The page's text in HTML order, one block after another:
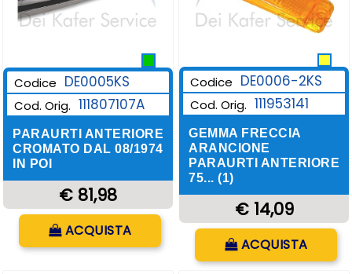
Codice DE0005KS
Cod. Orig. 111807107A
PARAURTI ANTERIORE
CROMATO DAL 08/1974
IN POI
€ 81,98
ACQUISTA
Codice DE0006-2KS
Cod. Orig. 111953141
GEMMA FRECCIA
ARANCIONE
PARAURTI ANTERIORE
75... (1)
€ 14,09
Quantità
ACQUISTA